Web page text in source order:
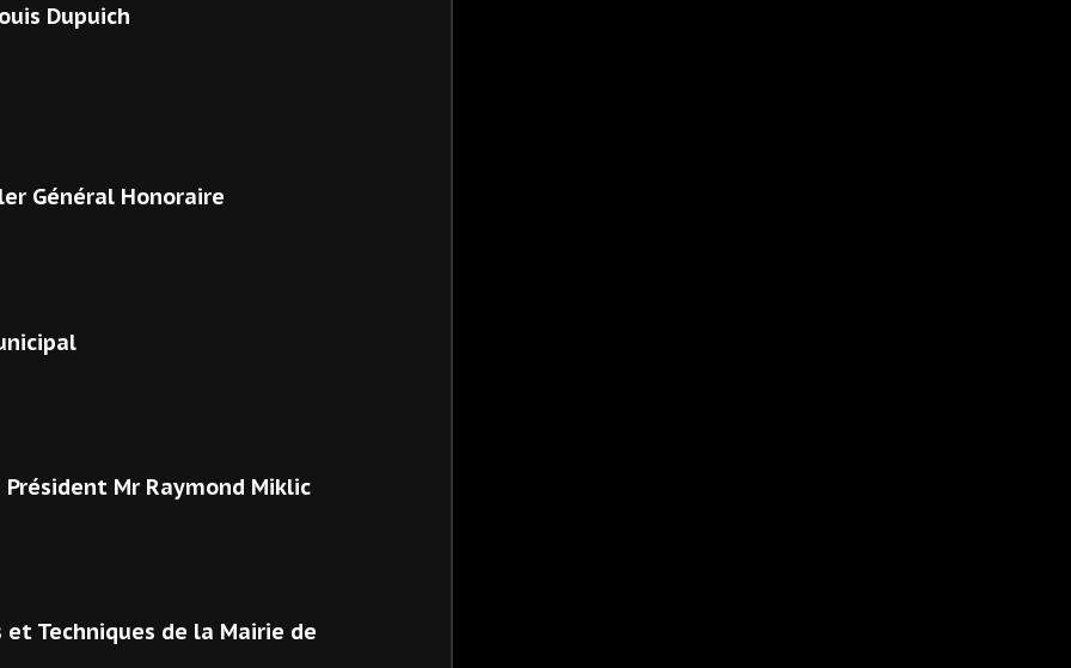
Dupuich
Général Honoraire
Mr Raymond Miklic
Techniques de la Mairie de